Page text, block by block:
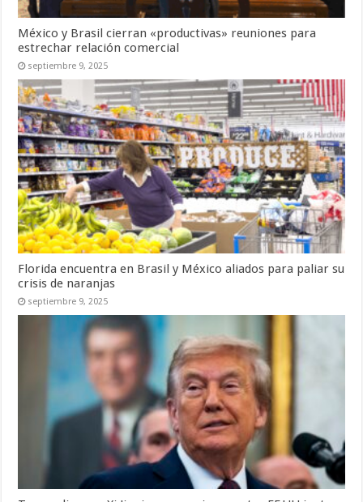
México y Brasil cierran «productivas» reuniones para
estrechar relación comercial
septiembre 9, 2025
Florida encuentra en Brasil y México aliados para paliar su
crisis de naranjas
septiembre 9, 2025